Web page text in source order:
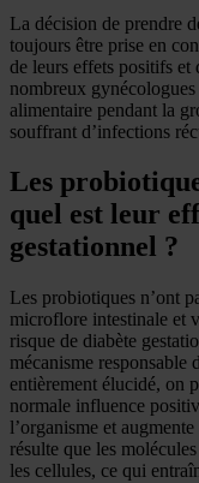
La décision de prendre
toujours être prise en
de leurs effets positifs et
nombreux
alimentaire pendant la
souffrant d’infections
Les
quel est leur
gestationnel ?
Les probiotiques n’ont
microflore intestinale et
risque de diabète
mécanisme responsable
entièrement élucidé, on
normale influence
l’organisme et
résulte que les
les cellules, ce qui